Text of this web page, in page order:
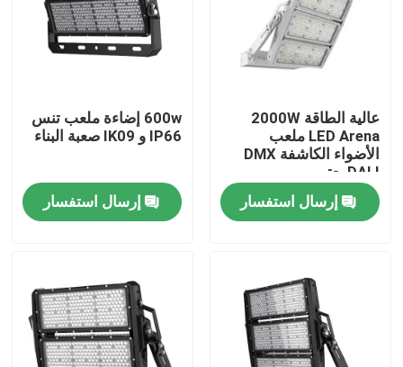
معلومات عنا
جولة في المعمل
رقابة جودة
اطلب اقتباس
ضوء ملعب LED
ضوء الفيضانات LED في الهواء الطلق
عالية الطاقة 2000W
LED Arena ملعب
الأضواء الكاشفة DMX
DALI يعتم
إرسال استفسار
600w إضاءة ملعب تنس
IP66 و IK09 صعبة البناء
إرسال استفسار